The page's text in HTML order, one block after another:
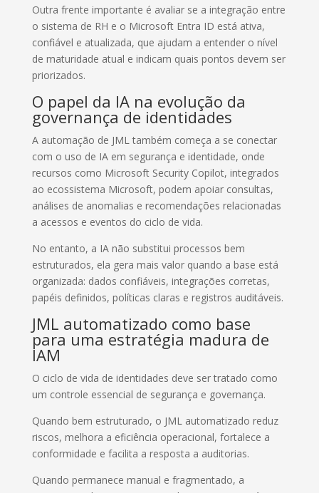
Outra frente importante é avaliar se a integração entre
o sistema de RH e o Microsoft Entra ID está ativa,
confiável e atualizada, que ajudam a entender o nível
de maturidade atual e indicam quais pontos devem ser
priorizados.
O papel da IA na evolução da
governança de identidades
A automação de JML também começa a se conectar
com o uso de IA em segurança e identidade, onde
recursos como Microsoft Security Copilot, integrados
ao ecossistema Microsoft, podem apoiar consultas,
análises de anomalias e recomendações relacionadas
a acessos e eventos do ciclo de vida.
No entanto, a IA não substitui processos bem
estruturados, ela gera mais valor quando a base está
organizada: dados confiáveis, integrações corretas,
papéis definidos, políticas claras e registros auditáveis.
JML automatizado como base
para uma estratégia madura de
IAM
O ciclo de vida de identidades deve ser tratado como
um controle essencial de segurança e governança.
Quando bem estruturado, o JML automatizado reduz
riscos, melhora a eficiência operacional, fortalece a
conformidade e facilita a resposta a auditorias.
Quando permanece manual e fragmentado, a